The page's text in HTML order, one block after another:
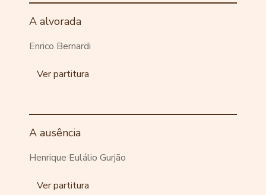
A alvorada
Enrico Bernardi
Ver partitura
A ausência
Henrique Eulálio Gurjão
Ver partitura